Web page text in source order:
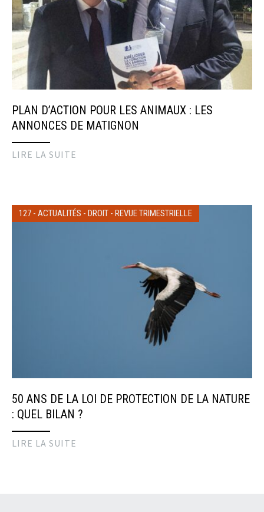
PLAN D’ACTION POUR LES ANIMAUX : LES
ANNONCES DE MATIGNON
LIRE LA SUITE
127 - ACTUALITÉS - DROIT - REVUE TRIMESTRIELLE
50 ANS DE LA LOI DE PROTECTION DE LA NATURE
: QUEL BILAN ?
LIRE LA SUITE